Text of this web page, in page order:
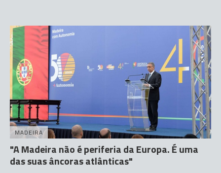
MADEIRA
"A Madeira não é periferia da Europa. É uma
das suas âncoras atlânticas"